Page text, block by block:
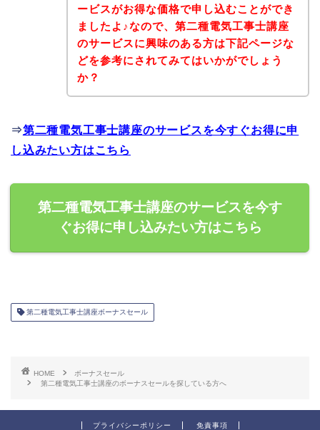
ービスがお得な価格で申し込むことができ
ましたよ♪なので、第二種電気工事士講座
のサービスに興味のある方は下記ページな
どを参考にされてみてはいかがでしょう
か？
⇒第二種電気工事士講座のサービスを今すぐお得に申
し込みたい方はこちら
第二種電気工事士講座のサービスを今す
ぐお得に申し込みたい方はこちら
第二種電気工事士講座ボーナスセール
HOME
ボーナスセール
第二種電気工事士講座のボーナスセールを探している方へ
プライバシーポリシー 免責事項